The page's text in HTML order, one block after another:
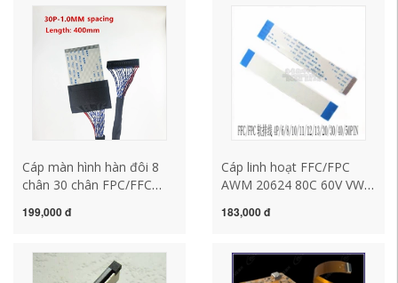
Cáp màn hình hàn đôi 8
chân 30 chân FPC/FFC
LTM190BT07 LVDS dài
199,000 đ
Cáp linh hoạt FFC/FPC
AWM 20624 80C 60V VW-1
0,5/1,0mm p
183,000 đ